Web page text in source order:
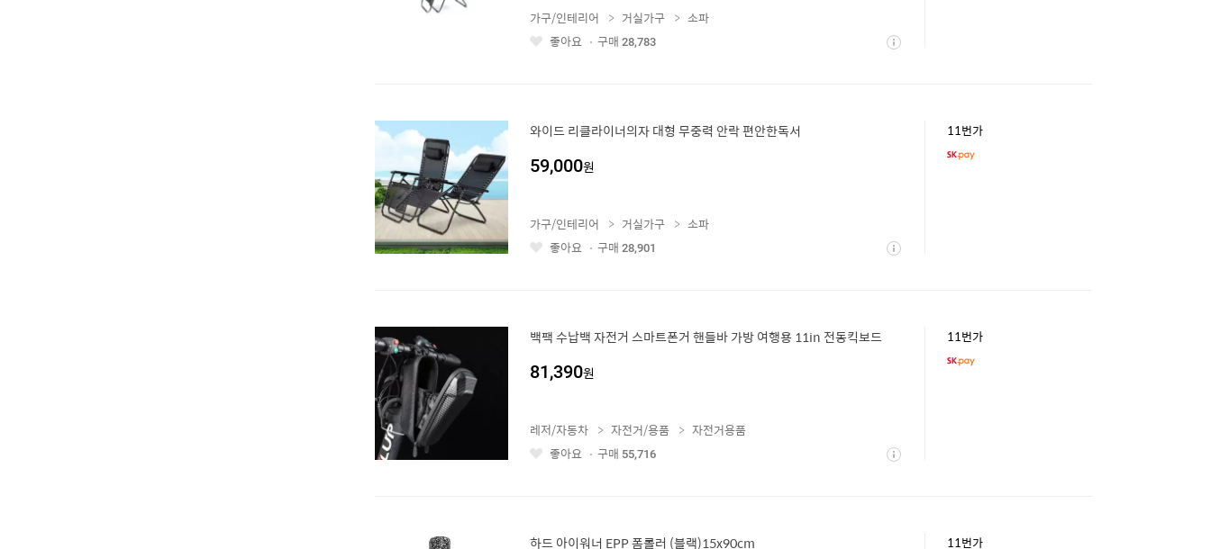
좋 상
가구/인테리어 거실가구
소파
좋아요
구매 28,783
와이드 리클라이너의자 대형 무중력 안락 편안한독서
59,000원
11번가
좋 상
가구/인테리어 거실가구
소파
좋아요
구매 28,901
백팩 수납백 자전거 스마트폰거 핸들바 가방 여행용 11in 전동킥보드
81,390원
11번가
좋 상
레저/자동차 자전거/용품
자전거용품
좋아요
구매 55,716
하드 아이워너 EPP 폼롤러 (블랙)15x90cm 11번가